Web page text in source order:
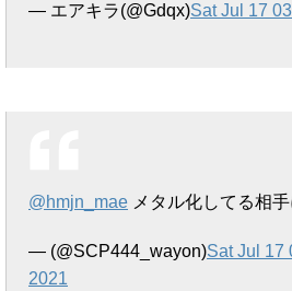
— エアキラ(@Gdqx)Sat Jul 17
@hmjn_mae メタル化してる相
— (@SCP444_wayon)Sat Jul 17
2021